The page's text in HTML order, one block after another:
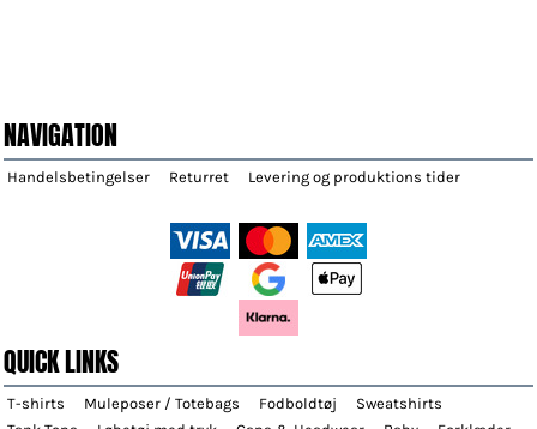
NAVIGATION
Handelsbetingelser Returret Levering og produktions tider
QUICK LINKS
T-shirts Muleposer / Totebags Fodboldtøj
Sweatshirts